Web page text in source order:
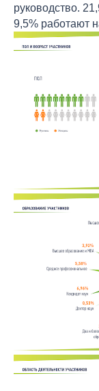
руководство.
9,5% работают